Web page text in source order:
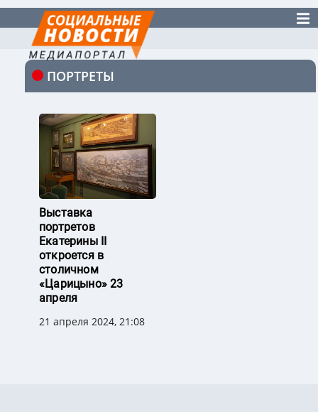
ПОРТРЕТЫ
Выставка
портретов
Екатерины II
откроется в
столичном
«‎Царицыно» 23
апреля
21 апреля 2024, 21:08